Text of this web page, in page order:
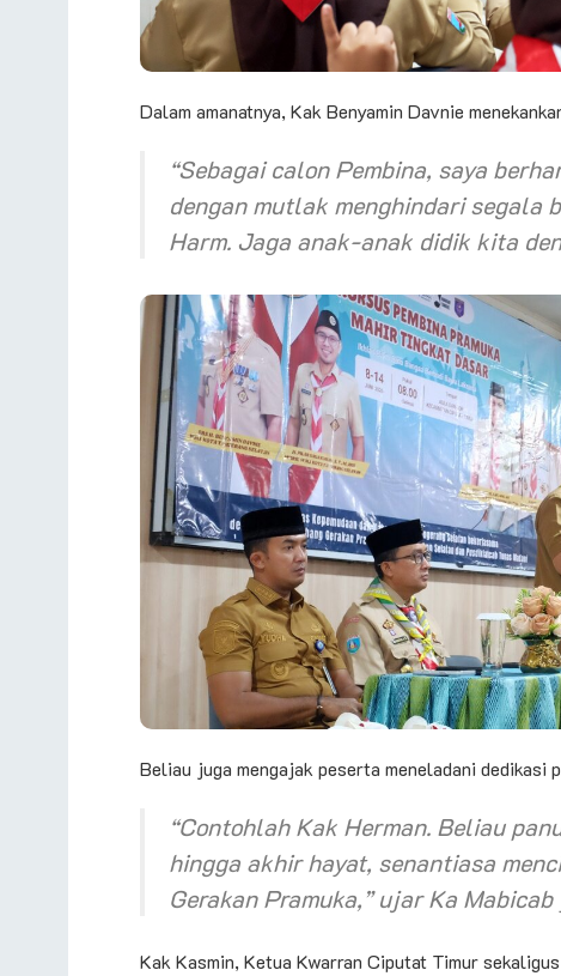
Dalam amanatnya, Kak Benyamin Davnie
“Sebagai calon Pembina, saya
dengan mutlak menghindari segala
Harm. Jaga anak-anak didik kita
Beliau juga mengajak peserta meneladani dedikasi
“Contohlah Kak Herman. Beliau
hingga akhir hayat, senantiasa
Gerakan Pramuka,” ujar Ka
Kak Kasmin, Ketua Kwarran Ciputat Timur